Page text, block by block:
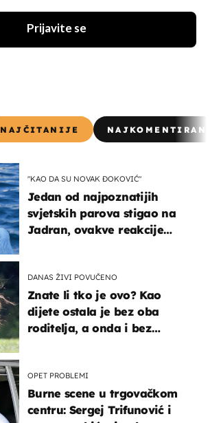
Prijavite se
NAJČITANIJE
"KAO DA SU NOVAK ĐOKOVIĆ"
Jedan od najpoznatijih
svjetskih parova stigao na
Jadran, ovakve reakcije
DANAS ŽIVI POVUČENO
Znate li tko je ovo? Kao
dijete ostala je bez oba
roditelja, a onda i bez
OPET PROBLEMI
Burne scene u trgovačkom
centru: Sergej Trifunović i